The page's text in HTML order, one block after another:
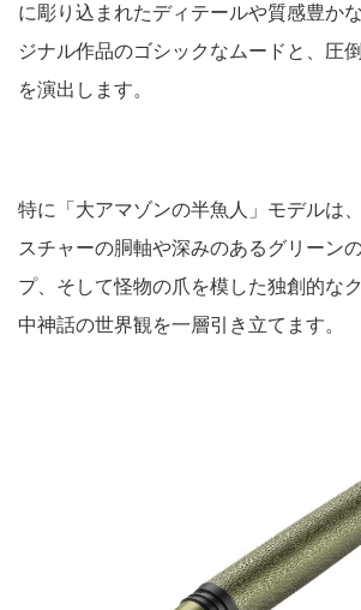
に彫り込まれたディテールや質感豊か
ジナル作品のゴシックなムードと、圧
を演出します。
特に「大アマゾンの半魚人」モデルは
スチャーの胴軸や深みのあるグリーン
プ、そして怪物の爪を模した独創的な
中神話の世界観を一層引き立てます。